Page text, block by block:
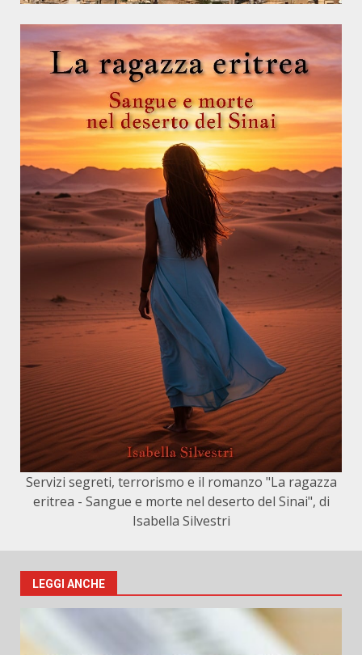
Servizi segreti, terrorismo e il romanzo "La ragazza
eritrea - Sangue e morte nel deserto del Sinai", di
Isabella Silvestri
LEGGI ANCHE